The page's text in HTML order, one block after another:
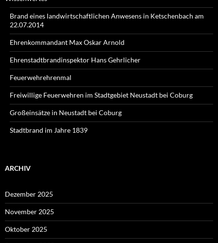
Brand eines landwirtschaftlichen Anwesens in Ketschenbach am
22.07.2014
Ehrenkommandant Max Oskar Arnold
Ehrenstadtbrandinspektor Hans Gehrlicher
Feuerwehrehrenmal
Freiwillige Feuerwehren im Stadtgebiet Neustadt bei Coburg
Großeinsätze in Neustadt bei Coburg
Stadtbrand im Jahre 1839
ARCHIV
Dezember 2025
November 2025
Oktober 2025